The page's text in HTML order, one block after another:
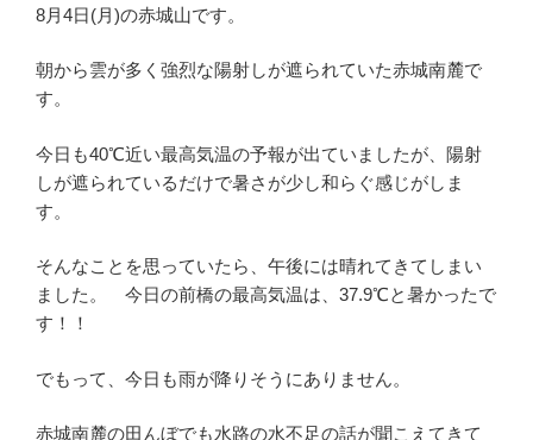
8月4日(月)の赤城山です。
朝から雲が多く強烈な陽射しが遮られていた赤城南麓で
す。
今日も40℃近い最高気温の予報が出ていましたが、陽射
しが遮られているだけで暑さが少し和らぐ感じがしま
す。
そんなことを思っていたら、午後には晴れてきてしまい
ました。 今日の前橋の最高気温は、37.9℃と暑かったで
す！！
でもって、今日も雨が降りそうにありません。
赤城南麓の田んぼでも水路の水不足の話が聞こえてきて